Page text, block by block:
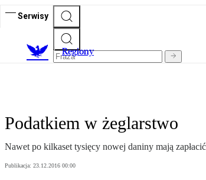
Serwisy
Regiony
Podatkiem w żeglarstwo
Nawet po kilkaset tysięcy nowej daniny mają
Publikacja: 23.12.2016 00:00